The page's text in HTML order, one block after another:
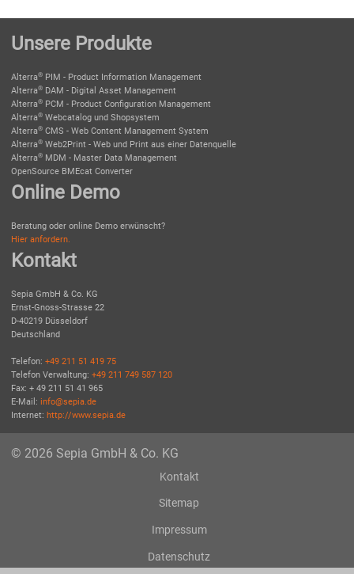
Unsere Produkte
Alterra® PIM - Product Information Management
Alterra® DAM - Digital Asset Management
Alterra® PCM - Product Configuration Management
Alterra® Webcatalog und Shopsystem
Alterra® CMS - Web Content Management System
Alterra® Web2Print - Web und Print aus einer Datenquelle
Alterra® MDM - Master Data Management
OpenSource BMEcat Converter
Online Demo
Beratung oder online Demo erwünscht?
Hier anfordern.
Kontakt
Sepia GmbH & Co. KG
Ernst-Gnoss-Strasse 22
D-40219 Düsseldorf
Deutschland
Telefon: +49 211 51 419 75
Telefon Verwaltung: +49 211 749 587 120
Fax: + 49 211 51 41 965
E-Mail: info@sepia.de
Internet: http://www.sepia.de
© 2026 Sepia GmbH & Co. KG
Kontakt
Sitemap
Impressum
Datenschutz